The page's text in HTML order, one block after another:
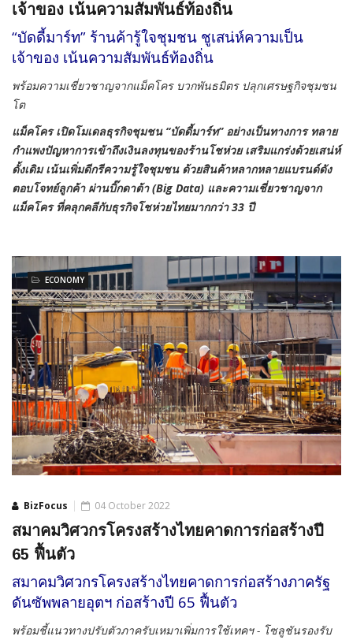
เจ้าของ เน้นความสัมพันธ์ท้องถิ่น
“บัดดี้มาร์ท” ร้านค้ารู้ใจชุมชน ชูเสน่ห์ความเป็น
เจ้าของ เน้นความสัมพันธ์ท้องถิ่น
พร้อมความเชี่ยวชาญจากแม็คโคร บวกพันธมิตร ปลุกเศรษฐกิจชุมชน
โต
แม็คโคร เปิดโมเดลธุรกิจชุมชน “บัดดี้มาร์ท” อย่างเป็นทางการ ทลาย
กำแพงปัญหาการเข้าถึงเงินลงทุนของร้านโชห่วย เสริมแกร่งด้วยเสน่ห์
ดั้งเดิม เน้นเพิ่มดีกรีความรู้ใจชุมชน ด้วยสินค้าหลากหลายแบรนด์ดัง
ตอบโจทย์ลูกค้า ผ่านบิ๊กดาต้า (Big Data) และความเชี่ยวชาญจาก
แม็คโคร ที่คลุกคลีกับธุรกิจโชห่วยไทยมากกว่า 33 ปี
BizFocus
ECONOMY
04 October 2022
สมาคมวิศวกรโครงสร้างไทยคาดการก่อสร้างปี
65 ฟื้นตัว
สมาคมวิศวกรโครงสร้างไทยคาดการก่อสร้างภาครัฐ
ดันซัพพลายอุตฯ ก่อสร้างปี 65 ฟื้นตัว
พร้อมชี้แนวทางปรับตัวภาครับเหมาเพิ่มการใช้เทคฯ - โซลูชันรองรับ